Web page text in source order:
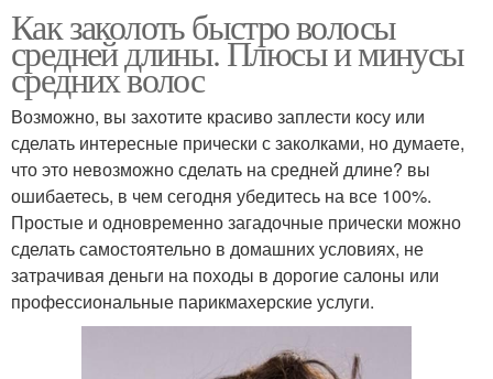
Как заколоть быстро волосы
средней длины. Плюсы и минусы
средних волос
Возможно, вы захотите красиво заплести косу или
сделать интересные прически с заколками, но думаете,
что это невозможно сделать на средней длине? вы
ошибаетесь, в чем сегодня убедитесь на все 100%.
Простые и одновременно загадочные прически можно
сделать самостоятельно в домашних условиях, не
затрачивая деньги на походы в дорогие салоны или
профессиональные парикмахерские услуги.